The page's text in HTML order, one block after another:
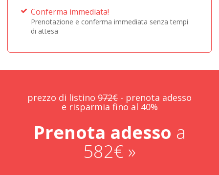
Conferma immediata!
Prenotazione e conferma immediata senza tempi
di attesa
prezzo di listino 972€ - prenota adesso
e risparmia fino al 40%
Prenota adesso a
582€ »